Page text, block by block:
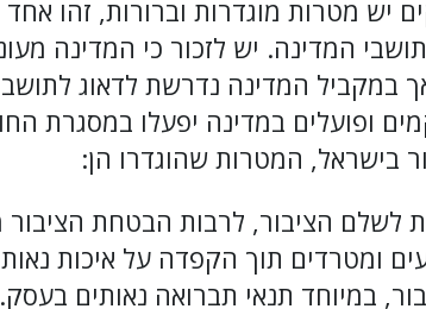
יש מטרות מוגדרות וברורות, זהו
המדינה. יש לזכור כי המדינה
במקביל המדינה נדרשת לדאוג
בישראל, המטרות שהוגדרו הן:
לשלם הציבור, לרבות הבטחת
ומטרדים תוך הקפדה על איכות
במיוחד תנאי תברואה נאותים בעסק.